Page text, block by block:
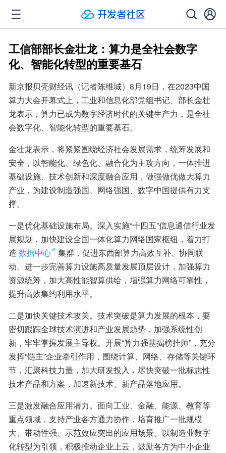
工信部部长金壮龙：算力是全社会数字
化、智能化转型的重要基石
新京报贝壳财经讯（记者陈维城）8月19日，在2023中国
算力大会开幕式上，工业和信息化部党组书记、部长金壮
龙表示，算力已成为数字经济时代的关键生产力，是全社
会数字化、智能化转型的重要基石。
金壮龙表示，将紧紧围绕经济社会发展需求，统筹发展和
安全，以智能化、绿色化、融合化为主攻方向，一体推进
基础设施、技术创新和深度融合应用，做强做优做大算力
产业，为建设制造强国、网络强国、数字中国提供有力支
撑。
一是优化基础设施布局。深入实施“十四五”信息通信行业发
展规划，加快建设全国一体化算力网络国家枢纽，着力打
造 数据中心
集群，促进东西部算力高效互补、协同联
动。进一步完善算力设施高质量发展顶层设计，加强算力
资源统筹，加大高性能智算供给，增强算力网络可靠性，
提升高效集约利用水平。
二是加快关键技术攻关。技术突破是算力发展的根本，要
密切跟踪全球技术演进和产业发展趋势，加强系统性创
新，牢牢掌握发展主导权。开展“算力强基揭榜挂帅”，充分
发挥“链主”企业牵引作用，围绕计算、网络、存储等关键环
节，汇聚科技力量，加大研发投入，尽快突破一批标志性
技术产品和方案，加速新技术、新产品落地应用。
三是激发融合应用潜力。面向工业、金融、能源、教育等
重点领域，支持产业各方通力协作，培育推广一批规模
大、带动性强、示范效应突出的应用场景。以制造业数字
化转型为引领，积极推动企业上云，鼓励各方为中小企业